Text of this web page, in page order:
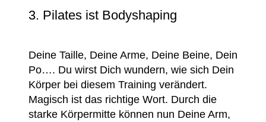
3. Pilates ist Bodyshaping
Deine Taille, Deine Arme, Deine Beine, Dein
Po…. Du wirst Dich wundern, wie sich Dein
Körper bei diesem Training verändert.
Magisch ist das richtige Wort. Durch die
starke Körpermitte können nun Deine Arm,